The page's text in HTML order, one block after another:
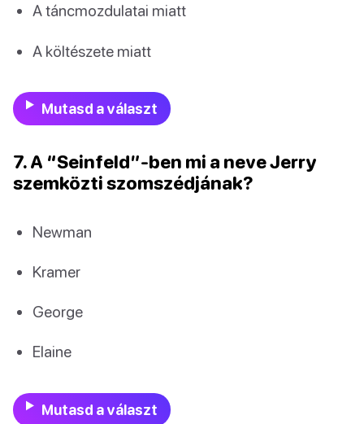
A táncmozdulatai miatt
A költészete miatt
Mutasd a választ
7. A “Seinfeld”-ben mi a neve Jerry
szemközti szomszédjának?
Newman
Kramer
George
Elaine
Mutasd a választ